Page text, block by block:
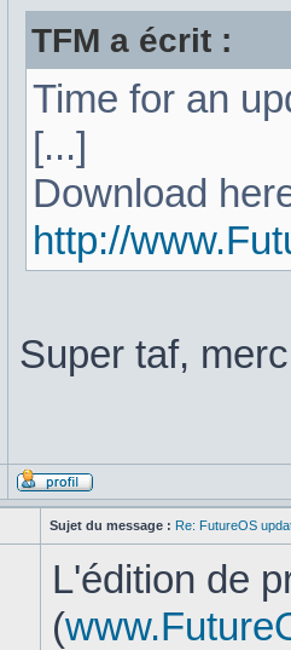
TFM a écrit :
Time for an
[...]
Download
http://
Super taf,
Sujet du message : Re: FutureOS
L'édition de
(